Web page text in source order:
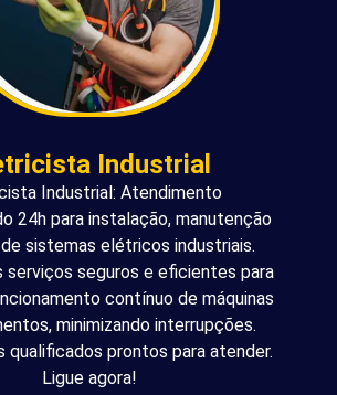
Industrial
Industrial: Atendimento
24h para instalação, manutenção
sistemas elétricos industriais.
serviços seguros e eficientes para
contínuo de máquinas
minimizando interrupções.
qualificados prontos para atender.
Ligue agora!